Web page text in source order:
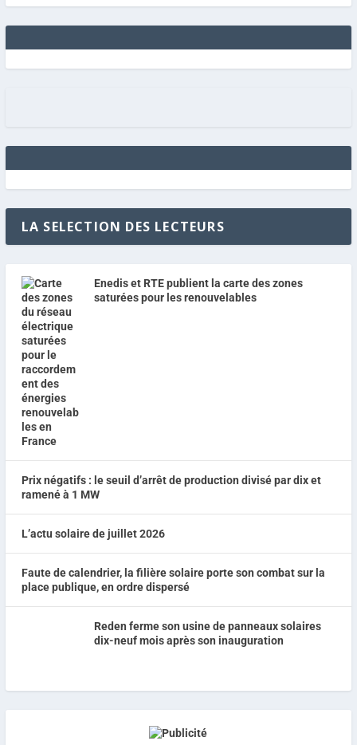
LA SELECTION DES LECTEURS
Enedis et RTE publient la carte des zones
saturées pour les renouvelables
Prix négatifs : le seuil d’arrêt de production divisé par dix et
ramené à 1 MW
L’actu solaire de juillet 2026
Faute de calendrier, la filière solaire porte son combat sur la
place publique, en ordre dispersé
Reden ferme son usine de panneaux solaires
dix-neuf mois après son inauguration